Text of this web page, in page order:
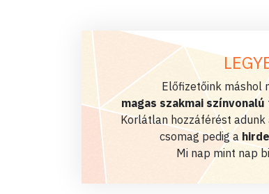
Előfizetőink máshol
magas szakmai színvonalú
Korlátlan hozzáférést adunk
csomag pedig a
Mi nap mint nap